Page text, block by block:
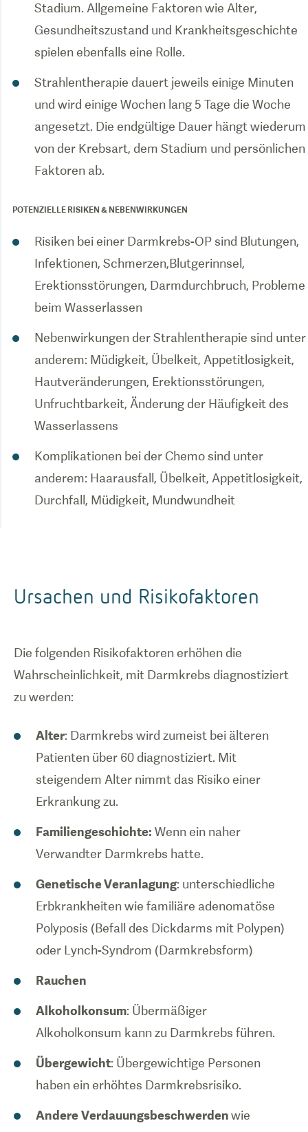
Stadium. Allgemeine Faktoren wie Alter,
Gesundheitszustand und Krankheitsgeschichte
spielen ebenfalls eine Rolle.
Strahlentherapie dauert jeweils einige Minuten
und wird einige Wochen lang 5 Tage die Woche
angesetzt. Die endgültige Dauer hängt wiederum
von der Krebsart, dem Stadium und persönlichen
Faktoren ab.
POTENZIELLE RISIKEN & NEBENWIRKUNGEN
Risiken bei einer Darmkrebs-OP sind Blutungen,
Infektionen, Schmerzen,Blutgerinnsel,
Erektionsstörungen, Darmdurchbruch, Probleme
beim Wasserlassen
Nebenwirkungen der Strahlentherapie sind unter
anderem: Müdigkeit, Übelkeit, Appetitlosigkeit,
Hautveränderungen, Erektionsstörungen,
Unfruchtbarkeit, Änderung der Häufigkeit des
Wasserlassens
Komplikationen bei der Chemo sind unter
anderem: Haarausfall, Übelkeit, Appetitlosigkeit,
Durchfall, Müdigkeit, Mundwundheit
Ursachen und Risikofaktoren
Die folgenden Risikofaktoren erhöhen die
Wahrscheinlichkeit, mit Darmkrebs diagnostiziert
zu werden:
Alter: Darmkrebs wird zumeist bei älteren
Patienten über 60 diagnostiziert. Mit
steigendem Alter nimmt das Risiko einer
Erkrankung zu.
Familiengeschichte: Wenn ein naher
Verwandter Darmkrebs hatte.
Genetische Veranlagung: unterschiedliche
Erbkrankheiten wie familiäre adenomatöse
Polyposis (Befall des Dickdarms mit Polypen)
oder Lynch-Syndrom (Darmkrebsform)
Rauchen
Alkoholkonsum: Übermäßiger
Alkoholkonsum kann zu Darmkrebs führen.
Übergewicht: Übergewichtige Personen
haben ein erhöhtes Darmkrebsrisiko.
AndereVerdauungsbeschwerdenwie